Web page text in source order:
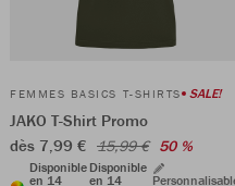
FEMMES BASICS T-SHIRTS SALE!
JAKO T-Shirt Promo
dès 7,99 € 15,99 € 50 %
Disponible
en 14
Disponible
en 14